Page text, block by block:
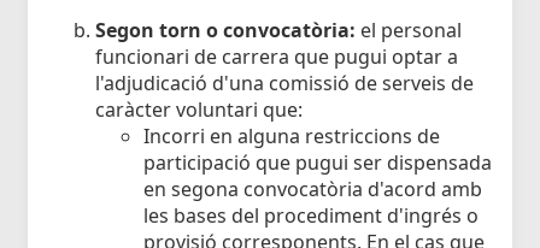
Segon torn o convocatòria: el personal
funcionari de carrera que pugui optar a
l'adjudicació d'una comissió de serveis de
caràcter voluntari que:
Incorri en alguna restriccions de
participació que pugui ser dispensada
en segona convocatòria d'acord amb
les bases del procediment d'ingrés o
provisió corresponents. En el cas que